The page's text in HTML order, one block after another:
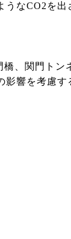
なCO2を出
、関門トン
響を考慮す